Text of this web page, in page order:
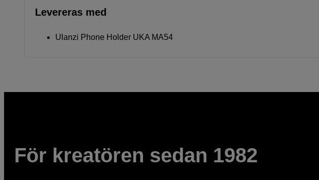
Levereras med
Ulanzi Phone Holder UKA MA54
För kreatören sedan 1982